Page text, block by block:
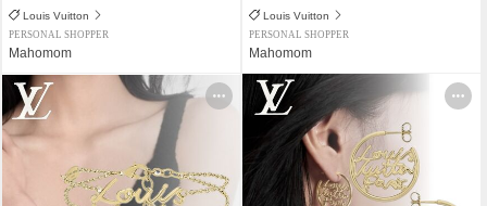
Louis Vuitton
PERSONAL SHOPPER
Mahomom
Louis Vuitton
PERSONAL SHOPPER
Mahomom